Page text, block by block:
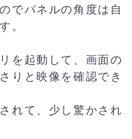
でパネルの角度は自
。
を起動して、画面の
りと映像を確認でき
れて、少し驚かされ